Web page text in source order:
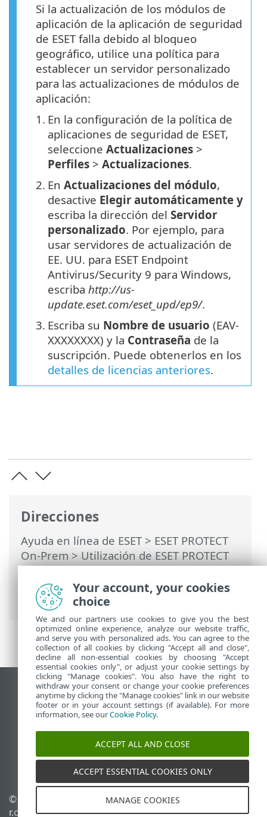
Direcciones
Ayuda en línea de ESET> ESET PROTECT
On-Prem>Utilización de ESET PROTECT
On-Prem>ESET PROTECT On-Prem Menú
principal
>Tareas>Tareas del cliente>
Actualización de módulos de aplicación
Si la actualización de los módulos de
aplicación de la aplicación de seguridad
de ESET falla debido al bloqueo
geográfico, utilice una política para
establecer un servidor personalizado
para las actualizaciones de módulos de
aplicación:
1. En la configuración de la política de
aplicaciones de seguridad de ESET,
seleccione Actualizaciones >
Perfiles > Actualizaciones.
2. En Actualizaciones del módulo,
desactive Elegir automáticamente y
escriba la dirección del Servidor
personalizado. Por ejemplo, para
usar servidores de actualización de
EE. UU. para ESET Endpoint
Antivirus/Security 9 para Windows,
escriba http://us-
update.eset.com/eset_upd/ep9/.
3. Escriba su Nombre de usuario (EAV-
XXXXXXXX) y la Contraseña de la
suscripción. Puede obtenerlos en los
detalles de licencias anteriores.
Ver sitio para ordenador
End of Life
Base de conocimiento de ESET
ESET Status Portal
Soporte técnico regional
© 1992 - 2026 ESET, spol. s
r.o. Todos los derechos
Administrar cookies
Política de cookies
Your account, your cookies
choice
We and our partners use cookies to give you the best
optimized online experience, analyze our website traffic,
and serve you with personalized ads. You can agree to the
collection of all cookies by clicking "Accept all and close",
decline all non-essential cookies by choosing "Accept
essential cookies only", or adjust your cookie settings by
clicking "Manage cookies". You also have the right to
withdraw your consent or change your cookie preferences
anytime by clicking the "Manage cookies" link in our website
footer or in your account settings (if available). For more
information, see ourCookie Policy.
ACCEPT ALL AND CLOSE
ACCEPT ESSENTIAL COOKIES ONLY
MANAGE COOKIES